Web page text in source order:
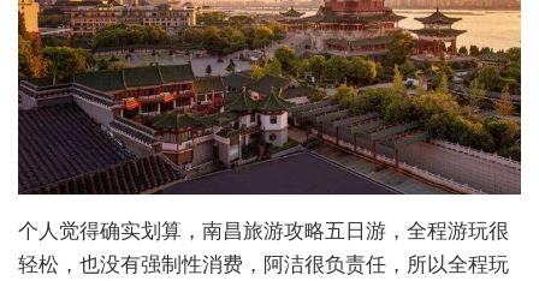
个人觉得确实划算，南昌旅游攻略五日游，全程游玩很
轻松，也没有强制性消费，阿洁很负责任，所以全程玩